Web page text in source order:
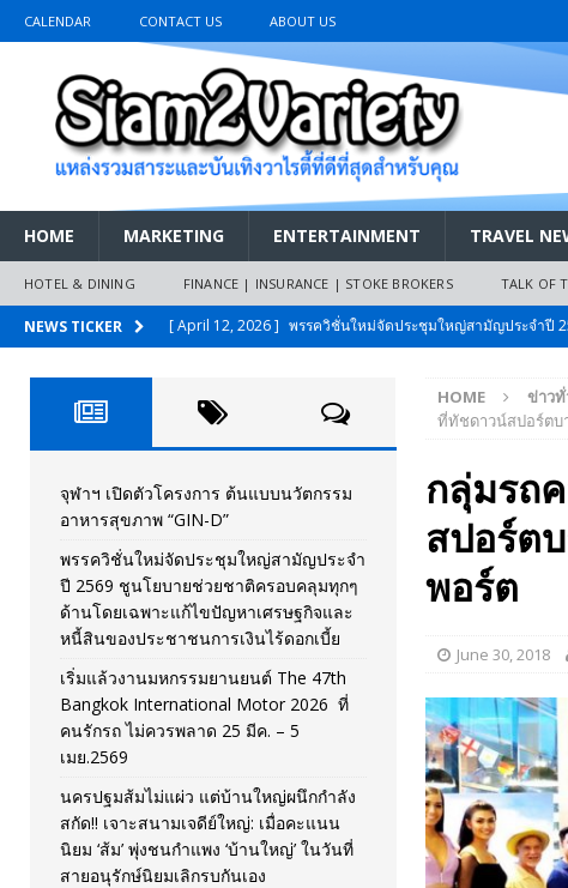
CALENDAR CONTACT US ABOUT US
HOME MARKETING ENTERTAINMENT TRAVEL
HOTEL & DINING FINANCE | INSURANCE | STOKE BROKERS TALK OF
NEWS TICKER [ April 12, 2026 ] พรรควิชั่นใหม่จัดประชุมใหญ่สามัญประจำปี
[ March 26, 2026 ]
เริ่มแล้วงานมหกรรมยานยนต์ The 47th
เมย.2569
AUTO NEWS
[ February 10, 2026 ] นครปฐมส้มไม่แผ่ว แต่บ้านใหญ่ผนึกกำลัง
วันที่สายอนุรักษ์นิยมเลิกรบกันเอง
PR NEWS
[ November 26, 2025 ] i-Motor เปิดตัว BREEZE ปักธงผู้นำ
[ April 30, 2026 ] จุฬาฯ เปิดตัวโครงการ ต้นแบบนวัตกรรมอาหา
HOME ข่าวทั่
ที่ทัชดาวน์สปอร์ตบ
กลุ่มรถ
สปอร์ต
พอร์ต
June 30, 2018
จุฬาฯ เปิดตัวโครงการ ต้นแบบนวัตกรรม
อาหารสุขภาพ “GIN-D”
พรรควิชั่นใหม่จัดประชุมใหญ่สามัญประจำ
ปี 2569 ชูนโยบายช่วยชาติครอบคลุมทุกๆ
ด้านโดยเฉพาะแก้ไขปัญหาเศรษฐกิจและ
หนี้สินของประชาชนการเงินไร้ดอกเบี้ย
เริ่มแล้วงานมหกรรมยานยนต์ The 47th
Bangkok International Motor 2026 ที่
คนรักรถ ไม่ควรพลาด 25 มีค. – 5
เมย.2569
นครปฐมส้มไม่แผ่ว แต่บ้านใหญ่ผนึกกำลัง
สกัด!! เจาะสนามเจดีย์ใหญ่: เมื่อคะแนน
นิยม ‘ส้ม’ พุ่งชนกำแพง ‘บ้านใหญ่’ ในวันที่
สายอนุรักษ์นิยมเลิกรบกันเอง